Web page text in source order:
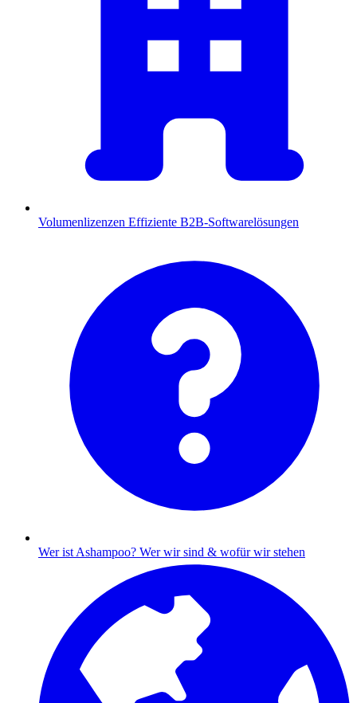
Volumenlizenzen Effiziente B2B-Softwarelösungen
Wer ist Ashampoo? Wer wir sind & wofür wir stehen